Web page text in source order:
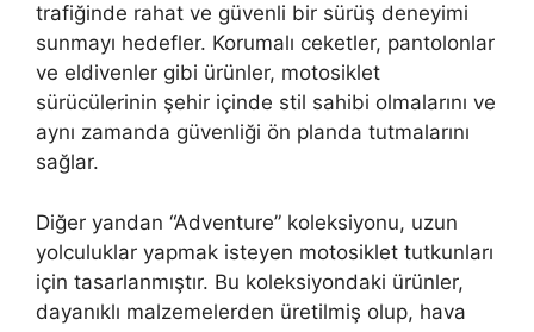
trafiğinde rahat ve güvenli bir sürüş deneyimi
sunmayı hedefler. Korumalı ceketler, pantolonlar
ve eldivenler gibi ürünler, motosiklet
sürücülerinin şehir içinde stil sahibi olmalarını ve
aynı zamanda güvenliği ön planda tutmalarını
sağlar.
Diğer yandan “Adventure” koleksiyonu, uzun
yolculuklar yapmak isteyen motosiklet tutkunları
için tasarlanmıştır. Bu koleksiyondaki ürünler,
dayanıklı malzemelerden üretilmiş olup, hava